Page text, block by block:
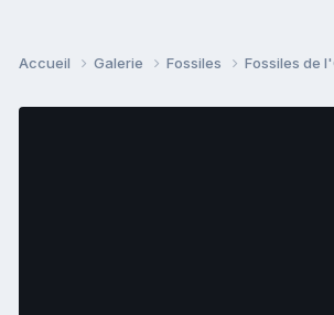
Accueil Galerie Fossiles Fossiles de